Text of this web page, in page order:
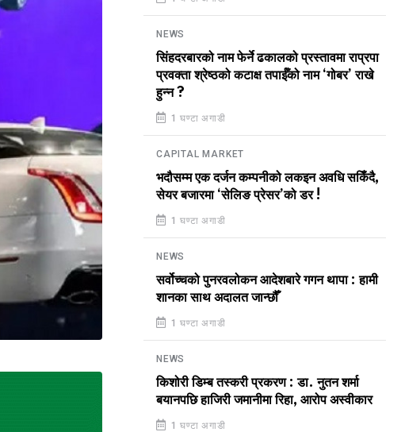
NEWS
सिंहदरबारको नाम फेर्ने ढकालको प्रस्तावमा राप्रपा
प्रवक्ता श्रेष्ठको कटाक्ष तपाईँको नाम ‘गोबर’ राखे
हुन्न ?
1 घण्टा अगाडी
CAPITAL MARKET
भदौसम्म एक दर्जन कम्पनीको लकइन अवधि सकिँदै,
सेयर बजारमा ‘सेलिङ प्रेसर’को डर !
1 घण्टा अगाडी
NEWS
सर्वोच्चको पुनरवलोकन आदेशबारे गगन थापा : हामी
शानका साथ अदालत जान्छौँ
1 घण्टा अगाडी
NEWS
किशोरी डिम्ब तस्करी प्रकरण : डा. नुतन शर्मा
बयानपछि हाजिरी जमानीमा रिहा, आरोप अस्वीकार
1 घण्टा अगाडी